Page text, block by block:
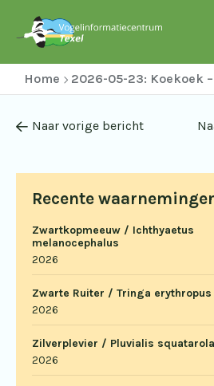
Home 2026-05-23: Koekoek
Recente
Zwartkopmeeuw / Ichthyaetus
melanocephalus
2026
Zwarte Ruiter / Tringa erythropus
2026
Zilverplevier / Pluvialis squatarola
2026
Naar vorige bericht